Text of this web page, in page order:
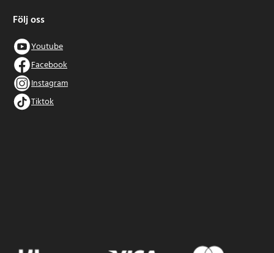
Följ oss
Youtube
Facebook
Instagram
Tiktok